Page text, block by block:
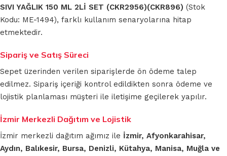
SIVI YAĞLIK 150 ML 2Lİ SET (CKR2956)(CKR896) (Stok
Kodu: ME-1494), farklı kullanım senaryolarına hitap
etmektedir.
Sipariş ve Satış Süreci
Sepet üzerinden verilen siparişlerde ön ödeme talep
edilmez. Sipariş içeriği kontrol edildikten sonra ödeme ve
lojistik planlaması müşteri ile iletişime geçilerek yapılır.
İzmir Merkezli Dağıtım ve Lojistik
İzmir merkezli dağıtım ağımız ile İzmir, Afyonkarahisar,
Aydın, Balıkesir, Bursa, Denizli, Kütahya, Manisa, Muğla ve